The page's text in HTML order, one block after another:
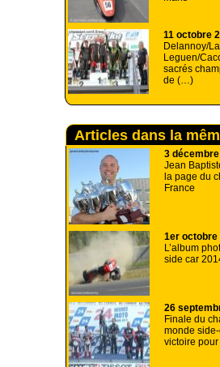
11 octobre
Delannoy/
Leguen/
sacrés
de (…)
Articles dans la
3
Jean
la page du
France
1er octobre
L’album
side car
26
Finale du
monde
victoire